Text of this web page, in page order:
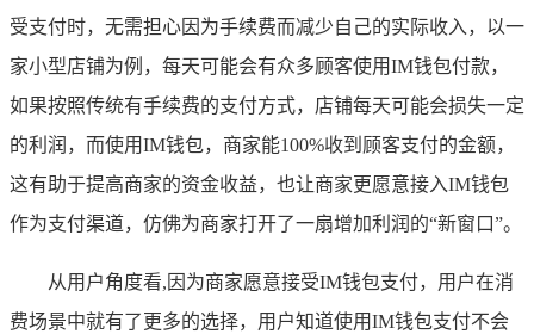
受支付时，无需担心因为手续费而减少自己的实际收入，以一
家小型店铺为例，每天可能会有众多顾客使用IM钱包付款，
如果按照传统有手续费的支付方式，店铺每天可能会损失一定
的利润，而使用IM钱包，商家能100%收到顾客支付的金额，
这有助于提高商家的资金收益，也让商家更愿意接入IM钱包
作为支付渠道，仿佛为商家打开了一扇增加利润的“新窗口”。
从用户角度看,因为商家愿意接受IM钱包支付，用户在消
费场景中就有了更多的选择，用户知道使用IM钱包支付不会